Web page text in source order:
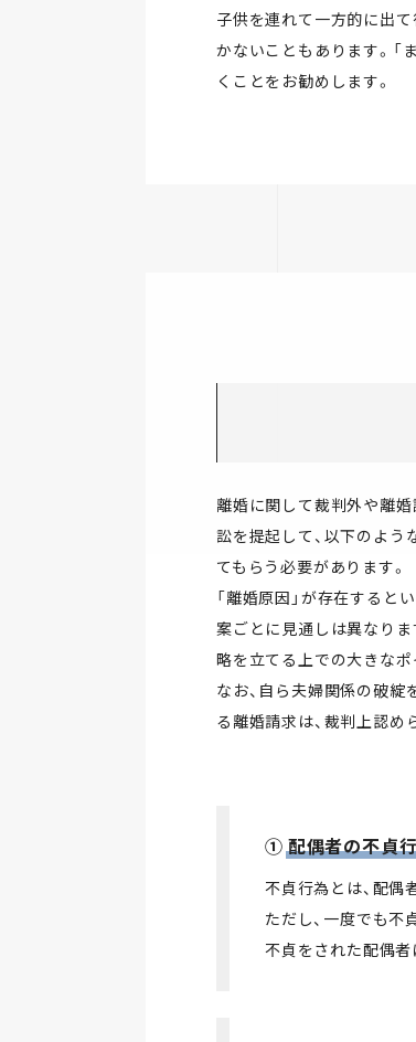
子供を連れて一方的に出
かないこともあります。「
くことをお勧めします。
離婚に関して裁判外や離
訟を提起して、以下のよう
てもらう必要があります。
「離婚原因」が存在すると
案ごとに見通しは異なりま
略を立てる上での大きなポ
なお、自ら夫婦関係の破綻
る離婚請求は、裁判上認め
① 配偶者の不貞
不貞行為とは、配偶
ただし、一度でも不
不貞をされた配偶者